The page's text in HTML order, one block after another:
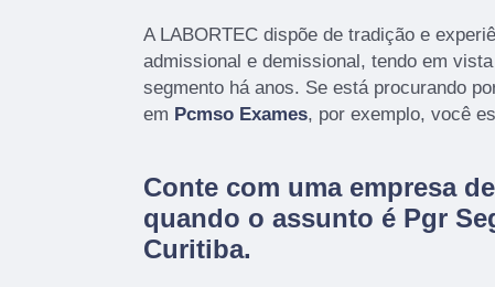
A LABORTEC dispõe de tradição e
admissional e demissional, tendo em
segmento há anos. Se está procurando
em Pcmso Exames, por exemplo, você
Conte com uma empresa
quando o assunto é Pgr
Curitiba.